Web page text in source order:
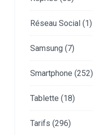
Réseau Social (1)
Samsung (7)
Smartphone (252)
Tablette (18)
Tarifs (296)